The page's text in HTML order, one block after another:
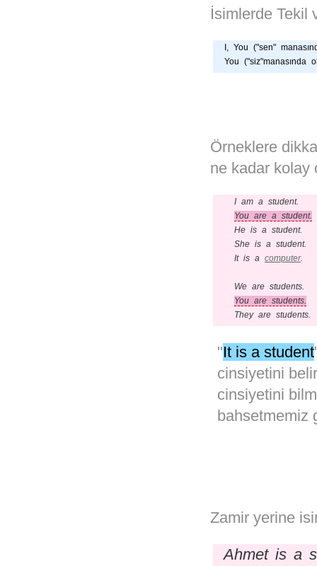
İsimlerde Tekil
I, You ("sen"
You
Örneklere
ne kadar kolay
I am a student.
You are a student.
He is a student.
She is a student.
It is a computer.
We are students.
You are students.
They are students.
"It is a student
cinsiyetini
cinsiyetini
bahsetmemiz
Zamir yerine
Ahmet is a